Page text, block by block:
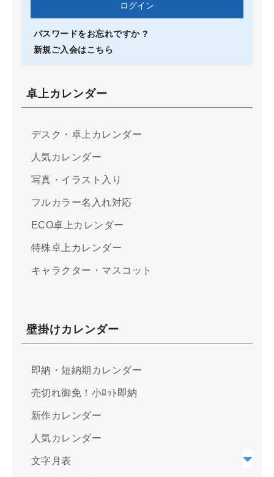
パスワードをお忘れですか ?
新規ご入会はこちら
卓上カレンダー
デスク・卓上カレンダー
人気カレンダー
写真・イラスト入り
フルカラー名入れ対応
ECO卓上カレンダー
特殊卓上カレンダー
キャラクター・マスコット
壁掛けカレンダー
即納・短納期カレンダー
売切れ御免！小ﾛｯﾄ即納
新作カレンダー
人気カレンダー
文字月表